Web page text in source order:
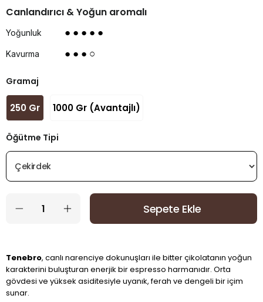
Canlandırıcı & Yoğun aromalı
Yoğunluk ● ● ● ● ●
Kavurma ● ● ● ○
Gramaj
250 Gr 1000 Gr (Avantajlı)
Öğütme Tipi
Tenebro, canlı narenciye dokunuşları ile bitter çikolatanın yoğun
karakterini buluşturan enerjik bir espresso harmanıdır. Orta
gövdesi ve yüksek asiditesiyle uyanık, ferah ve dengeli bir içim
sunar.